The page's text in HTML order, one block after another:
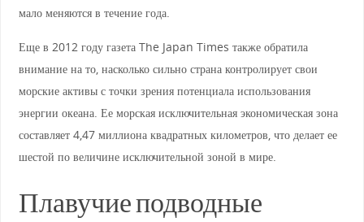
мало меняются в течение года.
Еще в 2012 году газета The Japan Times также обратила
внимание на то, насколько сильно страна контролирует свои
морские активы с точки зрения потенциала использования
энергии океана. Ее морская исключительная экономическая зона
составляет 4,47 миллиона квадратных километров, что делает ее
шестой по величине исключительной зоной в мире.
Плавучие подводные